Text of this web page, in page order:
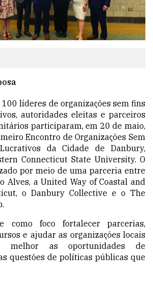
100 líderes de organizações sem fins
autoridades eleitas e parceiros
participaram, em 20 de maio,
Encontro de Organizações Sem
da Cidade de Danbury,
Connecticut State University. O
por meio de uma parceria entre
Alves, a United Way of Coastal and
o Danbury Collective e o The
como foco fortalecer parcerias,
e ajudar as organizações locais
melhor as oportunidades de
questões de políticas públicas que